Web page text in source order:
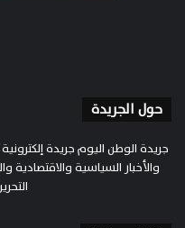
حول الجريدة
جريدة الوطن اليوم جريدة
والأخبار السياسية والاقتصادية